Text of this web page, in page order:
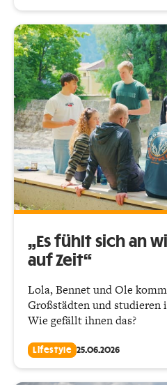
„Es fühlt sich an
auf Zeit“
Lola, Bennet und Ole
Großstädten und
Wie gefällt ihnen das?
Lifestyle 25.06.2026